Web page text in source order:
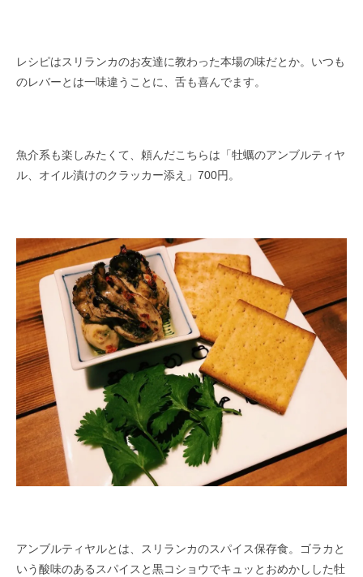
レシピはスリランカのお友達に教わった本場の味だとか。いつも
のレバーとは一味違うことに、舌も喜んでます。
魚介系も楽しみたくて、頼んだこちらは「牡蠣のアンブルティヤ
ル、オイル漬けのクラッカー添え」700円。
アンブルティヤルとは、スリランカのスパイス保存食。ゴラカと
いう酸味のあるスパイスと黒コショウでキュッとおめかしした牡